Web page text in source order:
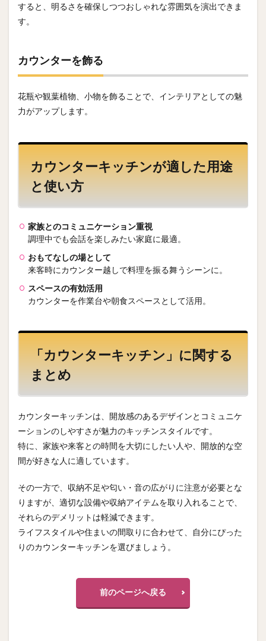
すると、明るさを確保しつつおしゃれな雰囲気を演出できま
す。
カウンターを飾る
花瓶や観葉植物、小物を飾ることで、インテリアとしての魅
力がアップします。
カウンターキッチンが適した用途
と使い方
家族とのコミュニケーション重視
調理中でも会話を楽しみたい家庭に最適。
おもてなしの場として
来客時にカウンター越しで料理を振る舞うシーンに。
スペースの有効活用
カウンターを作業台や朝食スペースとして活用。
「カウンターキッチン」に関する
まとめ
カウンターキッチンは、開放感のあるデザインとコミュニケ
ーションのしやすさが魅力のキッチンスタイルです。
特に、家族や来客との時間を大切にしたい人や、開放的な空
間が好きな人に適しています。
その一方で、収納不足や匂い・音の広がりに注意が必要とな
りますが、適切な設備や収納アイテムを取り入れることで、
それらのデメリットは軽減できます。
ライフスタイルや住まいの間取りに合わせて、自分にぴった
りのカウンターキッチンを選びましょう。
前のページへ戻る